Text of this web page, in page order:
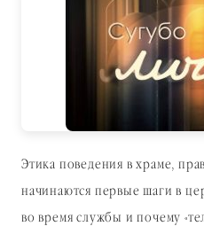
Этика поведения в храме,
начинаются первые шаги в
во время службы и почему